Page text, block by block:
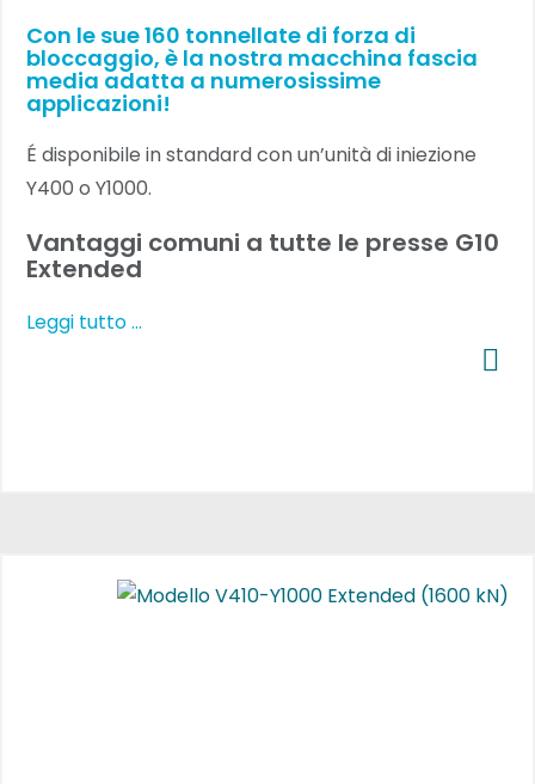
Con le sue 160 tonnellate di forza di
bloccaggio, è la nostra macchina fascia
media adatta a numerosissime
applicazioni!
É disponibile in standard con un’unità di iniezione
Y400 o Y1000.
Vantaggi comuni a tutte le presse G10
Extended
Leggi tutto …